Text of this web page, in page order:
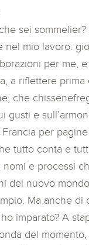
sei
nel mio lavoro:
per me,
a riflettere
che
gusti e
per
tutto conta e
nomi e processi
del nuovo
Ma anche
imparato? A
del